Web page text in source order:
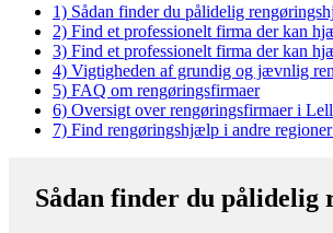
1) Sådan finder du pålidelig
2) Find et professionelt firma der kan
3) Find et professionelt firma der kan
4) Vigtigheden af grundig og jævnlig
5) FAQ om rengøringsfirmaer
6) Oversigt over rengøringsfirmaer i
7) Find rengøringshjælp i andre
Sådan finder du